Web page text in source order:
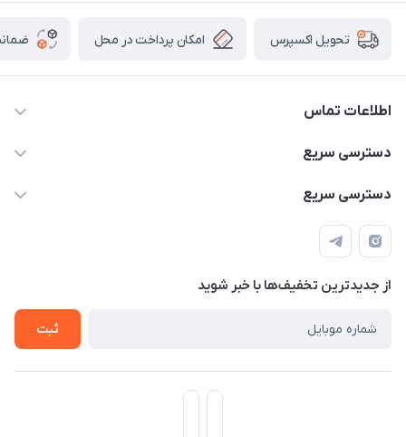
تحویل اکسپرس امکان پرداخت در محل
اطلاعات تماس
۰۹۳۵۶۰۴۰۳۶۵
سیمای ورزش
دسترسی سریع
اسکیت فلایینگ ایگل
اسکیت دخترانه
دسترسی سریع
اسکوتر برقی دخترانه
اسکیت روسز
اسکوتر
از جدید‌ترین تخفیف‌ها با‌ خبر شوید
ثبت